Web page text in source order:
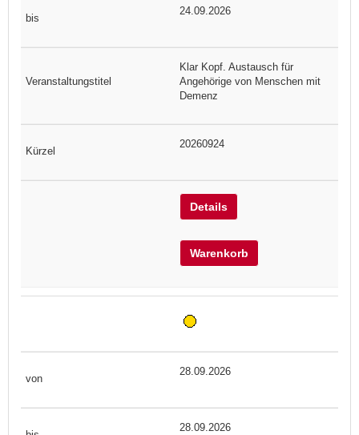
24.09.2026
Klar Kopf. Austausch für
Angehörige von Menschen mit
Demenz
20260924
Details
Warenkorb
28.09.2026
28.09.2026